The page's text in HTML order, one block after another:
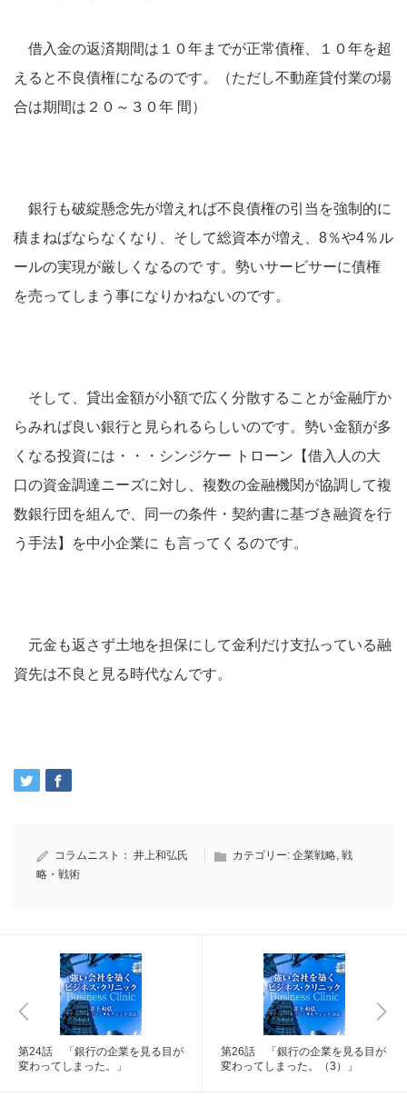
借入金の返済期間は１０年までが正常債権、１０年を超
えると不良債権になるのです。（ただし不動産貸付業の場
合は期間は２０～３０年 間）
銀行も破綻懸念先が増えれば不良債権の引当を強制的に
積まねばならなくなり、そして総資本が増え、8％や4％ル
ールの実現が厳しくなるので す。勢いサービサーに債権
を売ってしまう事になりかねないのです。
そして、貸出金額が小額で広く分散することが金融庁か
らみれば良い銀行と見られるらしいのです。勢い金額が多
くなる投資には・・・シンジケー トローン【借入人の大
口の資金調達ニーズに対し、複数の金融機関が協調して複
数銀行団を組んで、同一の条件・契約書に基づき融資を行
う手法】を中小企業に も言ってくるのです。
元金も返さず土地を担保にして金利だけ支払っている融
資先は不良と見る時代なんです。
コラムニスト： 井上和弘氏 カテゴリー: 企業戦略, 戦
略・戦術
第24話 「銀行の企業を見る目が
変わってしまった。」
第26話 「銀行の企業を見る目が
変わってしまった。（3）」